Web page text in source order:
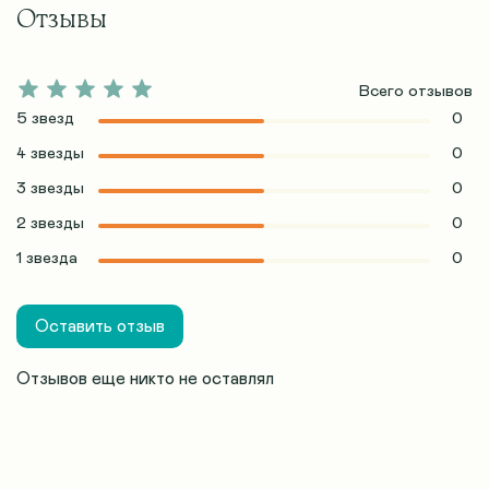
Отзывы
Отзывов еще никто не оставлял
Всего отзывов
5 звезд
0
4 звезды 0
3 звезды 0
2 звезды 0
1 звезда 0
Оставить отзыв